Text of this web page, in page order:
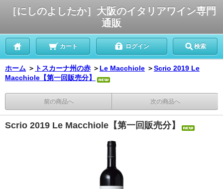
［にしのよしたか］大阪のイタリアワイン専門
通販
カート ログイン 検索
ホーム ＞ トスカーナ州の赤 ＞ Le Macchiole ＞Scrio 2019 Le
Macchiole【第一回販売分】
前の商品へ 次の商品へ
Scrio 2019 Le Macchiole【第一回販売分】